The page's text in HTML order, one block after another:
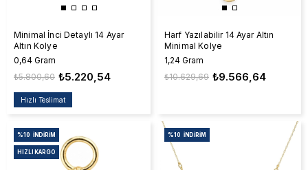
Minimal İnci Detaylı 14 Ayar
Altın Kolye
0,64 Gram
₺5.220,54
₺5.800,60
Hızlı Teslimat
Harf Yazılabilir 14 Ayar Altın
Minimal Kolye
1,24 Gram
₺9.566,64
₺10.629,69
%10 İNDIRIM
HIZLI KARGO
%10 İNDIRIM